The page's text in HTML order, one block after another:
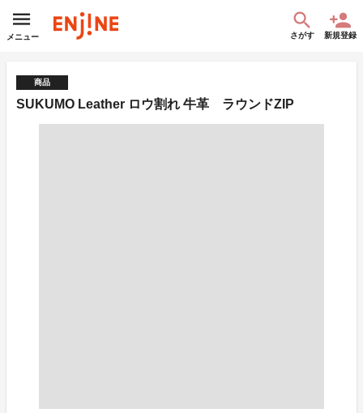
メニュー さがす 新規登録
商品
SUKUMO Leather ロウ割れ 牛革 ラウンドZIP